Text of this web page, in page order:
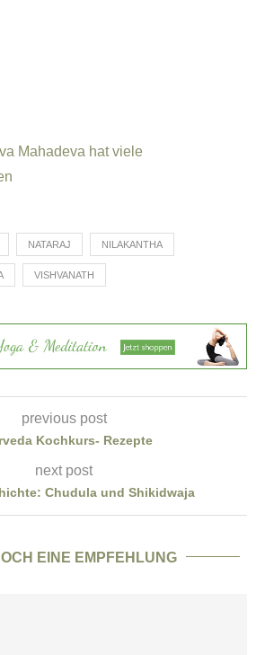
NATARAJ NILAKANTHA
VISHVANATH
previous post
Kochkurs- Rezepte
next post
Chudula und Shikidwaja
EINE EMPFEHLUNG